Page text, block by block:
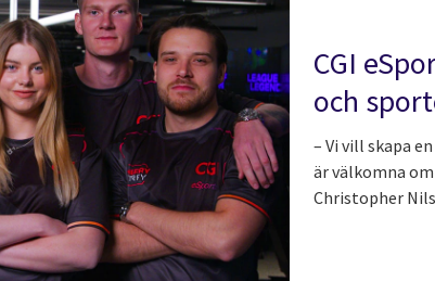
CGI
och
– Vi vill skapa
är välkomna
Christopher